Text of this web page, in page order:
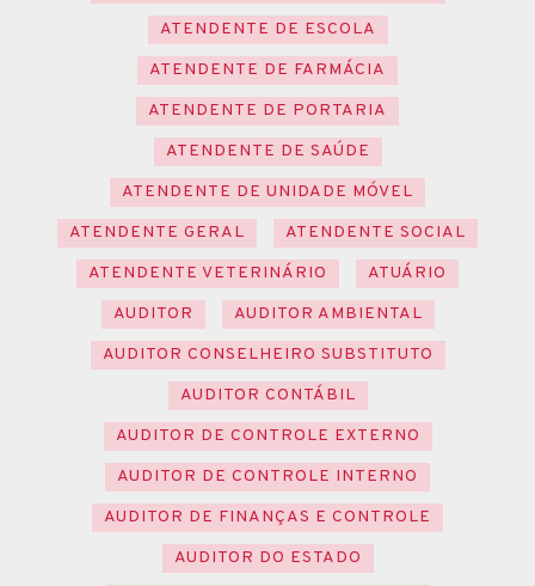
ATENDENTE DE ESCOLA
ATENDENTE DE FARMÁCIA
ATENDENTE DE PORTARIA
ATENDENTE DE SAÚDE
ATENDENTE DE UNIDADE MÓVEL
ATENDENTE GERAL
ATENDENTE SOCIAL
ATENDENTE VETERINÁRIO
ATUÁRIO
AUDITOR
AUDITOR AMBIENTAL
AUDITOR CONSELHEIRO SUBSTITUTO
AUDITOR CONTÁBIL
AUDITOR DE CONTROLE EXTERNO
AUDITOR DE CONTROLE INTERNO
AUDITOR DE FINANÇAS E CONTROLE
AUDITOR DO ESTADO